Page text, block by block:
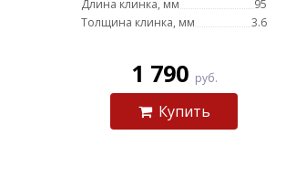
Длина клинка, мм
95
Толщина клинка, мм
3.6
1 790 руб.
Купить